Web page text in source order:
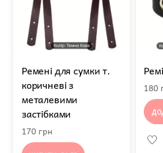
Ремені для сумки т.
коричневі з
металевими
застібками
170 грн
180